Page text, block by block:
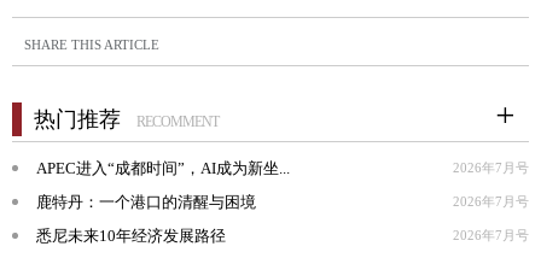
SHARE THIS ARTICLE
热门推荐 RECOMMENT
APEC进入“成都时间”，AI成为新坐... 2026年7月号
鹿特丹：一个港口的清醒与困境 2026年7月号
悉尼未来10年经济发展路径 2026年7月号